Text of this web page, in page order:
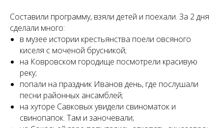
Составили программу, взяли детей и поехали. За 2 дня
сделали много:
в музее истории крестьянства поели овсяного
киселя с моченой брусникой;
на Ковровском городище посмотрели красивую
реку;
попали на праздник Иванов день, где послушали
песни районных ансамблей;
на хуторе Савковых увидели свиноматок и
свинопапок. Там и заночевали;